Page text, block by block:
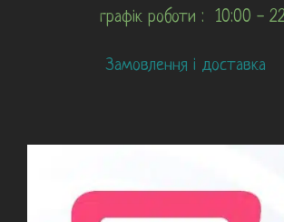
графік роботи : 10:00 -
Замовлення і доставка